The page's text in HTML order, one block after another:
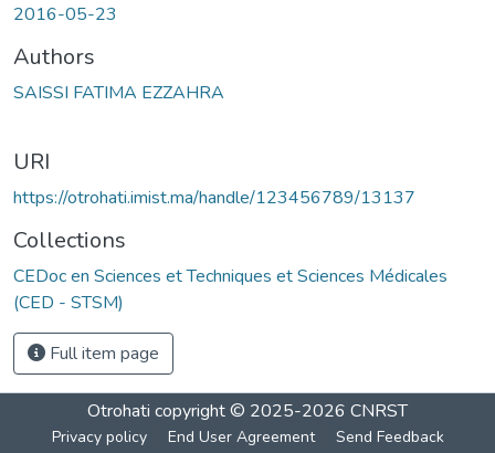
2016-05-23
Authors
SAISSI FATIMA EZZAHRA
URI
https://otrohati.imist.ma/handle/123456789/13137
Collections
CEDoc en Sciences et Techniques et Sciences Médicales
(CED - STSM)
Full item page
Otrohati copyright © 2025-2026 CNRST
Privacy policy End User Agreement Send Feedback